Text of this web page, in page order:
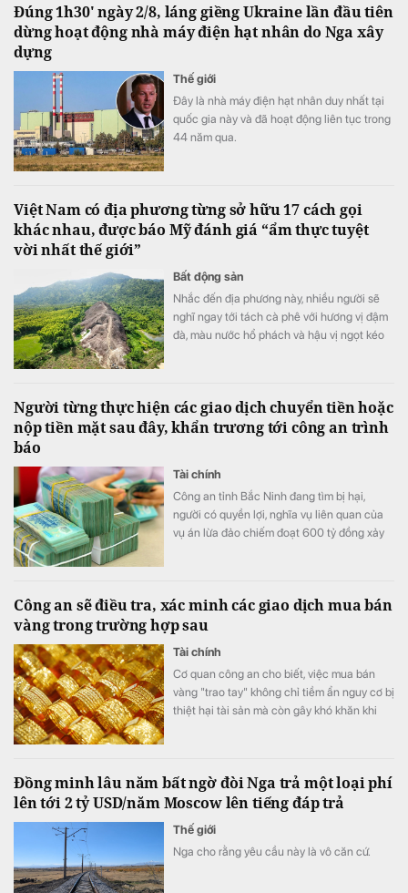
Đúng 1h30' ngày 2/8, láng giềng Ukraine lần đầu tiên
dừng hoạt động nhà máy điện hạt nhân do Nga xây
dựng
Thế giới
Đây là nhà máy điện hạt nhân duy nhất tại
quốc gia này và đã hoạt động liên tục trong
44 năm qua.
Việt Nam có địa phương từng sở hữu 17 cách gọi
khác nhau, được báo Mỹ đánh giá “ẩm thực tuyệt
vời nhất thế giới”
Bất động sản
Nhắc đến địa phương này, nhiều người sẽ
nghĩ ngay tới tách cà phê với hương vị đậm
đà, màu nước hổ phách và hậu vị ngọt kéo
Người từng thực hiện các giao dịch chuyển tiền hoặc
nộp tiền mặt sau đây, khẩn trương tới công an trình
báo
Tài chính
Công an tỉnh Bắc Ninh đang tìm bị hại,
người có quyền lợi, nghĩa vụ liên quan của
vụ án lừa đảo chiếm đoạt 600 tỷ đồng xảy
Công an sẽ điều tra, xác minh các giao dịch mua bán
vàng trong trường hợp sau
Tài chính
Cơ quan công an cho biết, việc mua bán
vàng "trao tay" không chỉ tiềm ẩn nguy cơ bị
thiệt hại tài sản mà còn gây khó khăn khi
Đồng minh lâu năm bất ngờ đòi Nga trả một loại phí
lên tới 2 tỷ USD/năm Moscow lên tiếng đáp trả
Thế giới
Nga cho rằng yêu cầu này là vô căn cứ.